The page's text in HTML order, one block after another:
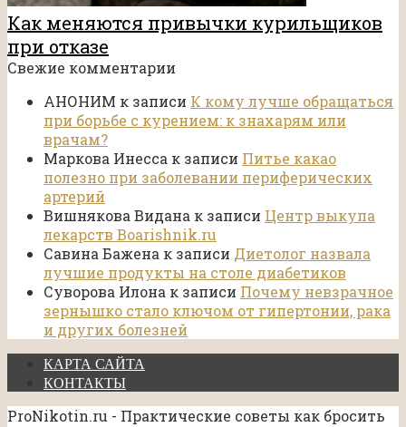
Как меняются привычки курильщиков
при отказе
Свежие комментарии
АНОНИМ к записи К кому лучше обращаться
при борьбе с курением: к знахарям или
врачам?
Маркова Инесса к записи Питье какао
полезно при заболевании периферических
артерий
Вишнякова Видана к записи Центр выкупа
лекарств Boarishnik.ru
Савина Бажена к записи Диетолог назвала
лучшие продукты на столе диабетиков
Суворова Илона к записи Почему невзрачное
зернышко стало ключом от гипертонии, рака
и других болезней
КАРТА САЙТА
КОНТАКТЫ
ProNikotin.ru - Практические советы как бросить